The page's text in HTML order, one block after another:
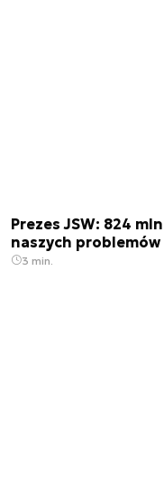
Prezes JSW: 824
naszych problemów
3 min.